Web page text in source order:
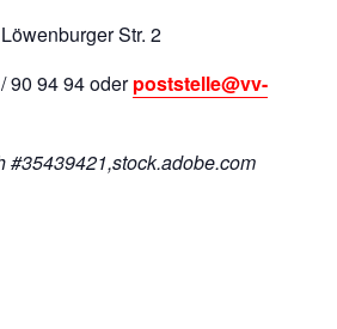
Str. 2
90 94 94 oderpoststelle@vv-
#35439421,stock.adobe.com